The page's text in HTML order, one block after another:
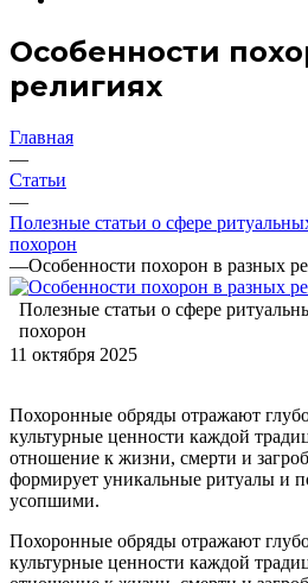
Особенности
религиях
Главная
—
Статьи
—
Полезные статьи о сфере
похорон
—Особенности похорон в разных
Полезные статьи о сфере
похорон
11 октября 2025
Похоронные обряды отражают
культурные ценности каждой
отношение к жизни, смерти и
формирует уникальные ритуалы и
усопшими.
Похоронные обряды отражают
культурные ценности каждой